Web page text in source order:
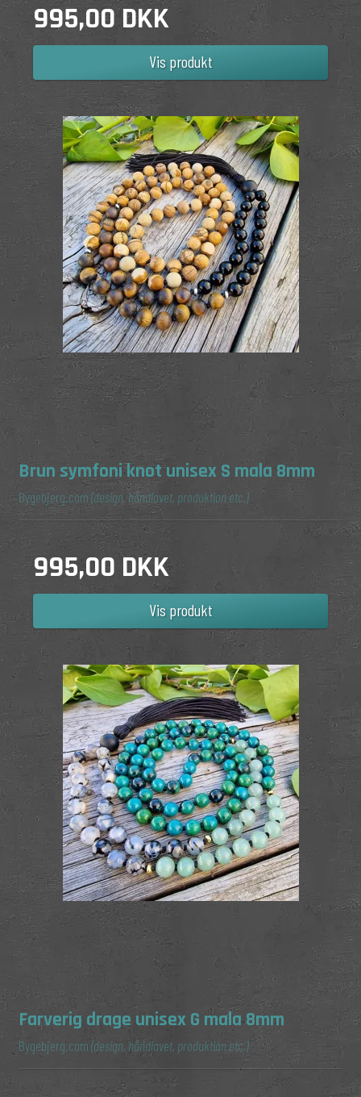
995,00 DKK
Vis produkt
Brun symfoni knot unisex S mala 8mm
Bygebjerg.com(design, håndlavet, produktion etc.)
995,00 DKK
Vis produkt
Farverig drage unisex G mala 8mm
Bygebjerg.com(design, håndlavet, produktion etc.)